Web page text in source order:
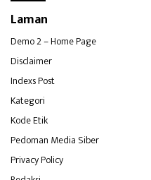
Laman
Demo 2 – Home Page
Disclaimer
Indexs Post
Kategori
Kode Etik
Pedoman Media Siber
Privacy Policy